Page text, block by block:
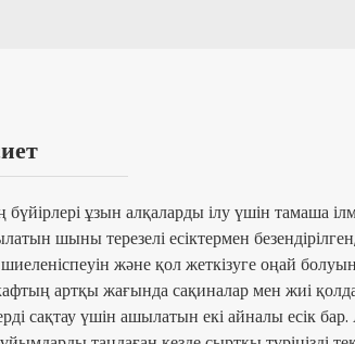
ұзын алқаларды ілу үшін тамаша
шыны терезелі есіктермен
және қол жеткізуге оңай
артқы жағында сақиналар мен жиі
сақтау үшін ашылатын екі айналы есік